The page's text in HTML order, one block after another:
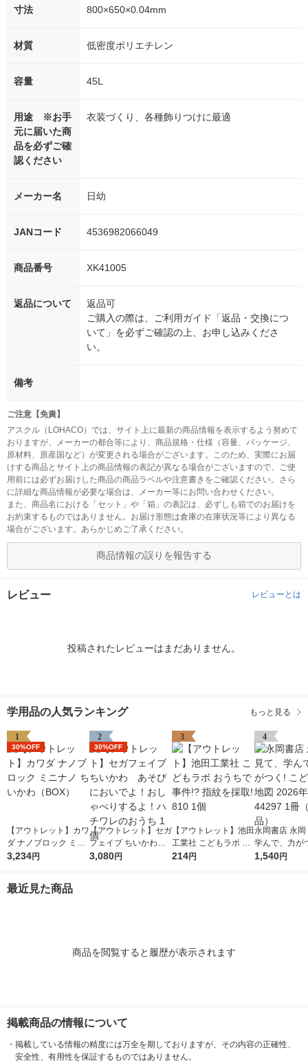
寸法 800×650×0.04mm
材質 低密度ポリエチレン
容量 45L
用途 ※お手
元に届いた商
品を必ずご確
認ください
衣装づくり、各種飾りつけに最適
メーカー名 日幼
JANコード 4536982066049
商品番号 XK41005
返品について
返品可
ご購入の際は、ご利用ガイド「返品・交換につ
いて」を必ずご確認の上、お申し込みくださ
い。
備考
ご注意【免責】
アスクル（LOHACO）では、サイト上に最新の商品情報を表示するよう努めて
おりますが、メーカーの都合等により、商品規格・仕様（容量、パッケージ、
原材料、原産国など）が変更される場合がございます。このため、実際にお届
けする商品とサイト上の商品情報の表記が異なる場合がございますので、ご使
用前には必ずお届けした商品の商品ラベルや注意書きをご確認ください。さら
に詳細な商品情報が必要な場合は、メーカー等にお問い合わせください。
また、商品名における「セット」や「箱」の表記は、必ずしも箱でのお届けを
お約束するものではありません。お届け形態は倉庫の在庫状況等により異なる
場合がございます。あらかじめご了承ください。
商品情報の誤りを報告する
レビュー レビューとは
投稿されたレビューはまだありません。
学用品の人気ランキング もっと見る
1
30%OFF
【アウトレット】カワ
ダ ナノブロック ミニ
ナノ ちいかわ（BO
3,234円
2
30%OFF
【アウトレット】セガ
フェイブ ちいかわ
あそびにおいでよ！お
3,080円
3
【アウトレット】池田
工業社 こどもラボ お
うちで事件!? 指紋を
214円
4
永岡書店 永岡
学んで、力が
ども日本地図
1,540円
最近見た商品
商品を閲覧すると履歴が表示されます
掲載商品の情報について
・ 掲載している情報の精度には万全を期しておりますが、その内容の正確性、
安全性、有用性を保証するものではありません。